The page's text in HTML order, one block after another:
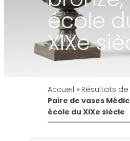
école
XIXe
Accueil » Résultats
Paire de vases
école du XIXe siècle